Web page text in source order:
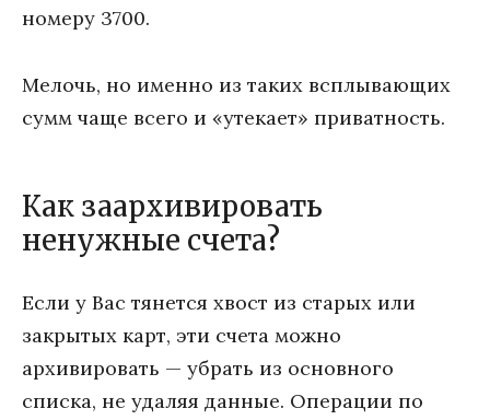
номеру 3700.
Мелочь, но именно из таких всплывающих
сумм чаще всего и «утекает» приватность.
Как заархивировать
ненужные счета?
Если у Вас тянется хвост из старых или
закрытых карт, эти счета можно
архивировать — убрать из основного
списка, не удаляя данные. Операции по